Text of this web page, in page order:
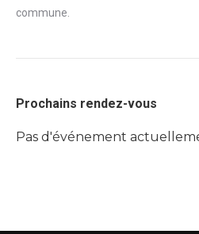
commune.
Prochains rendez-vous
Pas d'événement